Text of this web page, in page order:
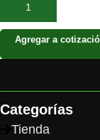
Añadir al carrito
Agregar a
Categorías
Tienda